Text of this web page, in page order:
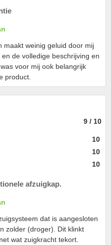
maakt weinig geluid door mij
de volledige beschrijving en
voor mij ook belangrijk
product.
9 / 10
10
10
10
afzuigkap.
dat is aangesloten
zolder (droger). Dit klinkt
wat zuigkracht tekort.